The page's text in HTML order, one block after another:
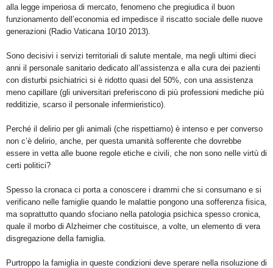
alla legge imperiosa di mercato, fenomeno che pregiudica il buon
funzionamento dell’economia ed impedisce il riscatto sociale delle nuove
generazioni (Radio Vaticana 10/10 2013).
Sono decisivi i servizi territoriali di salute mentale, ma negli ultimi dieci
anni il personale sanitario dedicato all’assistenza e alla cura dei pazienti
con disturbi psichiatrici si è ridotto quasi del 50%, con una assistenza
meno capillare (gli universitari preferiscono di più professioni mediche più
redditizie, scarso il personale infermieristico).
Perché il delirio per gli animali (che rispettiamo) è intenso e per converso
non c’è delirio, anche, per questa umanità sofferente che dovrebbe
essere in vetta alle buone regole etiche e civili, che non sono nelle virtù di
certi politici?
Spesso la cronaca ci porta a conoscere i drammi che si consumano e si
verificano nelle famiglie quando le malattie pongono una sofferenza fisica,
ma soprattutto quando sfociano nella patologia psichica spesso cronica,
quale il morbo di Alzheimer che costituisce, a volte, un elemento di vera
disgregazione della famiglia.
Purtroppo la famiglia in queste condizioni deve sperare nella risoluzione di